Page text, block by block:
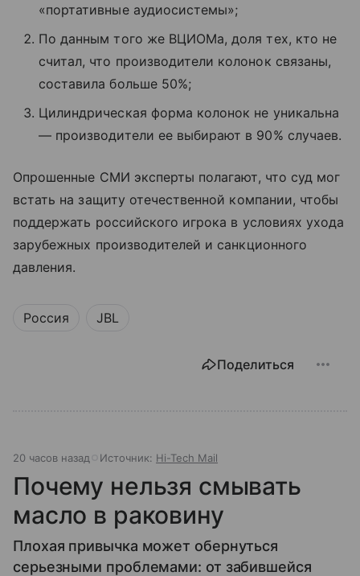
«портативные аудиосистемы»;
По данным того же ВЦИОМа, доля тех, кто не
считал, что производители колонок связаны,
составила больше 50%;
Цилиндрическая форма колонок не уникальна
— производители ее выбирают в 90% случаев.
Опрошенные СМИ эксперты полагают, что суд мог
встать на защиту отечественной компании, чтобы
поддержать российского игрока в условиях ухода
зарубежных производителей и санкционного
давления.
Россия JBL
Поделиться
20 часов назад Источник: Hi-Tech Mail
Почему нельзя смывать
масло в раковину
Плохая привычка может обернуться
серьезными проблемами: от забившейся